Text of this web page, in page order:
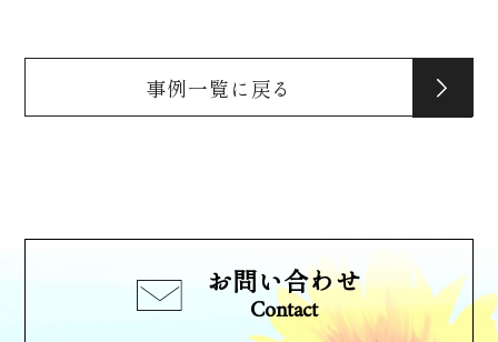
事例一覧に戻る
お問い合わせ
Contact